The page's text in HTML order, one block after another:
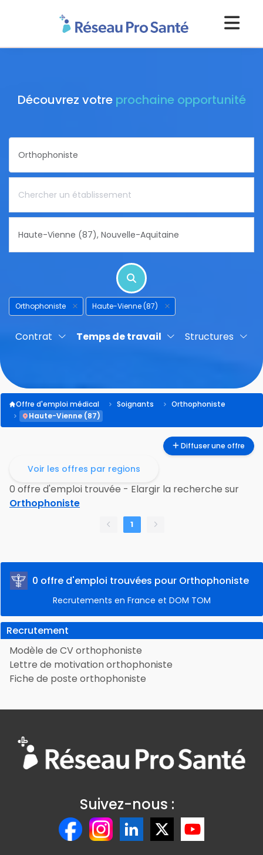
Découvrez votre prochaine opportunité
Orthophoniste Haute-Vienne (87)
Contrat Temps de travail Structures
Offre d'emploi médical Soignants
Orthophoniste
Haute-Vienne (87)
0 offre d'emploi trouvées pour Orthophoniste
Recrutements en France et DOM TOM
Recrutement
Modèle de CV orthophoniste
Lettre de motivation orthophoniste
Fiche de poste orthophoniste
Diffuser une offre
Voir les offres par regions
0 offre d'emploi trouvée - Elargir la recherche sur
Orthophoniste
1
Suivez-nous :